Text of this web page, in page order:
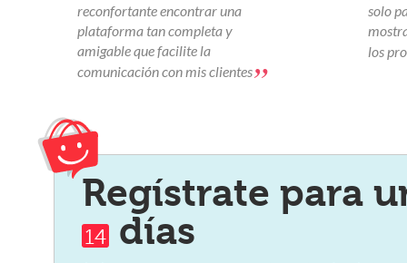
reconfortante encontrar una
plataforma tan completa y
amigable que facilite la
comunicación con mis clientes”
solo
los
Regístrate para
14 días